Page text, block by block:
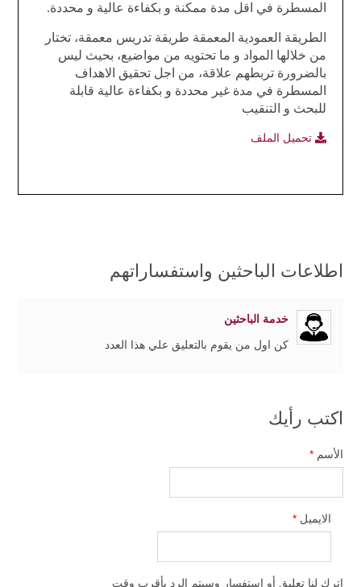
المسطرة في اقل مدة ممكنة و بكفاءة عالية و محددة.
الطريقة العمودية المعمقة طريقة تدريس معمقة، تختار
من خلالها المواد و ما تحتويه من مواضيع، بحيث ليس
بالضرورة تربطهم علاقة، من اجل تحقيق الاهداف
المسطرة في مدة غير محددة و بكفاءة عالية قابلة
للبحث و التنقيب
تحميل الملف
اطلاعات الباحثين واستفساراتهم
خدمة الباحثين
كن اول من يقوم بالتعليق علي هذا العدد
اكتب رأيك
الأسم*
الايميل*
اترك لنا تعليق أو استفسار وسيتم الرد بأقرب وقت